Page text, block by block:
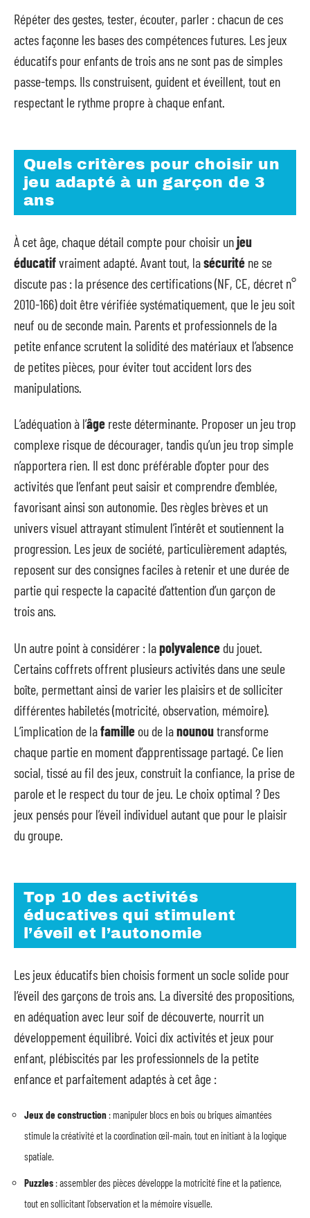
Répéter des gestes, tester, écouter, parler : chacun de ces
actes façonne les bases des compétences futures. Les jeux
éducatifs pour enfants de trois ans ne sont pas de simples
passe-temps. Ils construisent, guident et éveillent, tout en
respectant le rythme propre à chaque enfant.
Quels critères pour choisir un
jeu adapté à un garçon de 3
ans
À cet âge, chaque détail compte pour choisir unjeu
éducatifvraiment adapté. Avant tout, lasécurité ne se
discute pas : la présence des certifications (NF, CE, décret n°
2010-166) doit être vérifiée systématiquement, que le jeu soit
neuf ou de seconde main. Parents et professionnels de la
petite enfance scrutent la solidité des matériaux et l’absence
de petites pièces, pour éviter tout accident lors des
manipulations.
L’adéquation à l’âge reste déterminante. Proposer un jeu trop
complexe risque de décourager, tandis qu’un jeu trop simple
n’apportera rien. Il est donc préférable d’opter pour des
activités que l’enfant peut saisir et comprendre d’emblée,
favorisant ainsi son autonomie. Des règles brèves et un
univers visuel attrayant stimulent l’intérêt et soutiennent la
progression. Les jeux de société, particulièrement adaptés,
reposent sur des consignes faciles à retenir et une durée de
partie qui respecte la capacité d’attention d’un garçon de
trois ans.
Un autre point à considérer : lapolyvalence du jouet.
Certains coffrets offrent plusieurs activités dans une seule
boîte, permettant ainsi de varier les plaisirs et de solliciter
différentes habiletés (motricité, observation, mémoire).
L’implication de lafamille ou de lanounoutransforme
chaque partie en moment d’apprentissage partagé. Ce lien
social, tissé au fil des jeux, construit la confiance, la prise de
parole et le respect du tour de jeu. Le choix optimal ? Des
jeux pensés pour l’éveil individuel autant que pour le plaisir
du groupe.
Top 10 des activités
éducatives qui stimulent
l’éveil et l’autonomie
Les jeux éducatifs bien choisis forment un socle solide pour
l’éveil des garçons de trois ans. La diversité des propositions,
en adéquation avec leur soif de découverte, nourrit un
développement équilibré. Voici dix activités et jeux pour
enfant, plébiscités par les professionnels de la petite
enfance et parfaitement adaptés à cet âge :
Jeux de construction : manipuler blocs en bois ou briques aimantées
stimule la créativité et la coordination œil-main, tout en initiant à la logique
spatiale.
Puzzles : assembler des pièces développe la motricité fine et la patience,
tout en sollicitant l’observation et la mémoire visuelle.